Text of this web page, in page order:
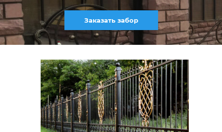
Заказать забор